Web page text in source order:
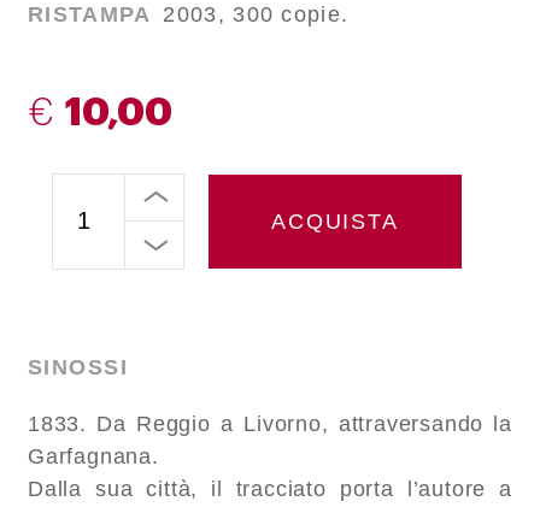
RISTAMPA 2003, 300 copie.
€ 10,00
ACQUISTA
SINOSSI
1833. Da Reggio a Livorno, attraversando la
Garfagnana.
Dalla sua città, il tracciato porta l’autore a